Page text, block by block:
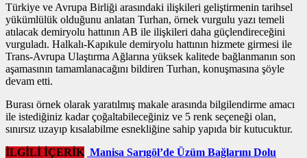
Türkiye ve Avrupa Birliği arasındaki ilişkileri geliştirmenin tarihsel
yükümlülük olduğunu anlatan Turhan, örnek vurgulu yazı temeli
atılacak demiryolu hattının AB ile ilişkileri daha güçlendireceğini
vurguladı. Halkalı-Kapıkule demiryolu hattının hizmete girmesi ile
Trans-Avrupa Ulaştırma Ağlarına yüksek kalitede bağlanmanın son
aşamasının tamamlanacağını bildiren Turhan, konuşmasına şöyle
devam etti.
Burası örnek olarak yaratılmış makale arasında bilgilendirme amacı
ile istediğiniz kadar çoğaltabileceğiniz ve 5 renk seçeneği olan,
sınırsız uzayıp kısalabilme esnekliğine sahip yapıda bir kutucuktur.
İLGİLİ İÇERİK Manisa Sarıgöl’de Üzüm Bağlarını Dolu